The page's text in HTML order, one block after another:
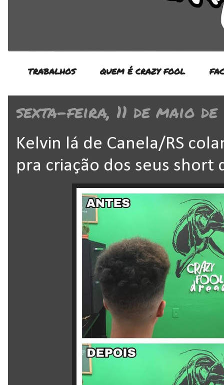
TRABALHOS QUEM É CRAZY FOOL
sexta-feira, 11 de maio de
Kelvin lá de Canela/RS
pra criação dos seus short